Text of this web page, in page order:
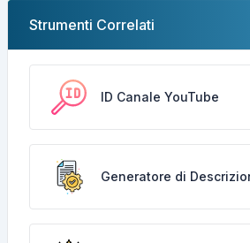
Strumenti Correlati
ID Canale YouTube
Generatore di